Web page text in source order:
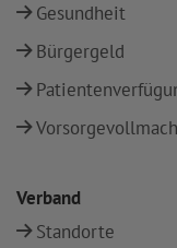
Gesundheit
Bürgergeld
Verband
Standorte